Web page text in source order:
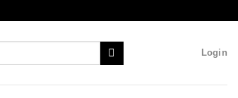
Login